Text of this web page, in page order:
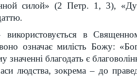
силой» (2 Петр. 1, 3),
використовується в
означає милість Божу:
благодать є
людства, зокрема – до